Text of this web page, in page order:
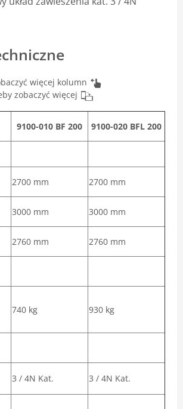
więcej kolumn
zobaczyć więcej
9100-010 BF 200 9100-020 BFL 200
2700 mm 2700 mm
3000 mm 3000 mm
2760 mm 2760 mm
740 kg 930 kg
3 / 4N Kat. 3 / 4N Kat.